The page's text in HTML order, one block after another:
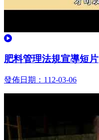
觀看
肥料管理法規宣導短片
發佈日期：112-03-06